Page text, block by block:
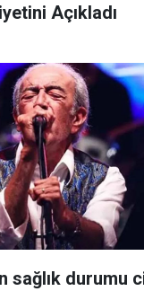
Açıkladı
sağlık durumu